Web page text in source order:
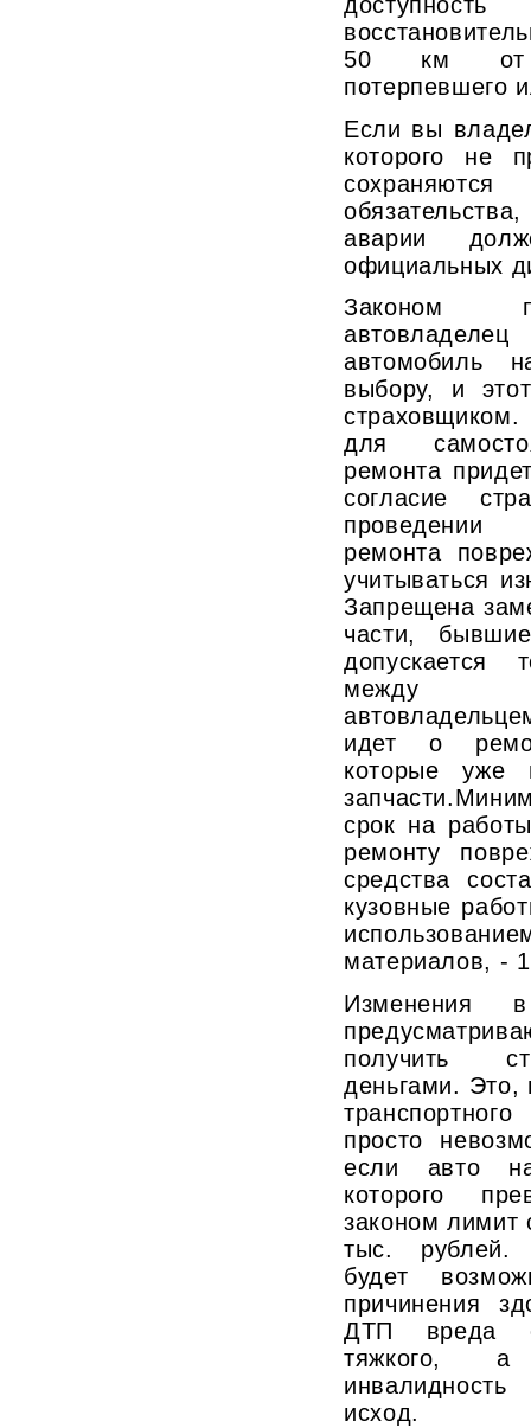
50 км от
потерпевшего
Если вы
которого не
аварии
официальных
Законом
автовладелец
автомобиль
выбору, и
страховщиком.
для
ремонта
согласие
проведении
ремонта
учитываться
Запрещена
части,
допускается
между
идет о
которые уже
срок на
ремонту
средства
кузовные
материалов, -
получить
деньгами. Это,
просто
если авто
которого
законом лимит
тыс. рублей.
будет
причинения
ДТП вреда
тяжкого, а
исход.